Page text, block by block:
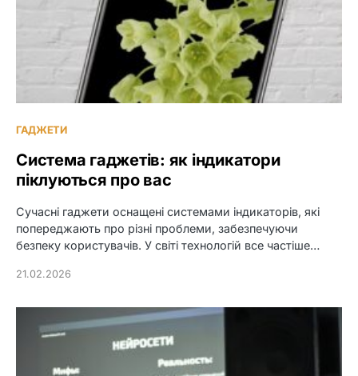
ГАДЖЕТИ
Система гаджетів: як індикатори
піклуються про вас
Сучасні гаджети оснащені системами індикаторів, які
попереджають про різні проблеми, забезпечуючи
безпеку користувачів. У світі технологій все частіше…
21.02.2026